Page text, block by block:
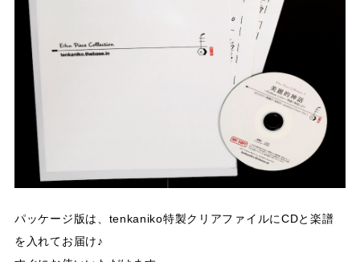
パッケージ版は、tenkaniko特製クリアファイルにCDと楽譜
を入れてお届け♪